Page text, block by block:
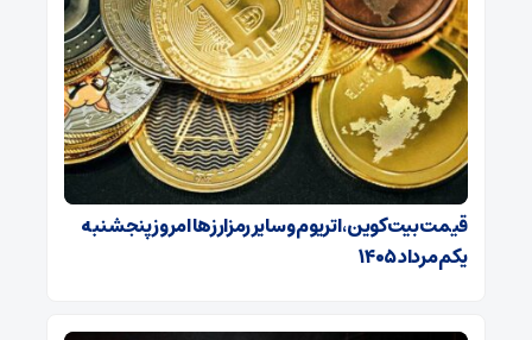
قیمت بیت‌کوین، اتریوم و سایر رمزارزها امروز پنجشنبه
یکم مرداد ۱۴۰۵